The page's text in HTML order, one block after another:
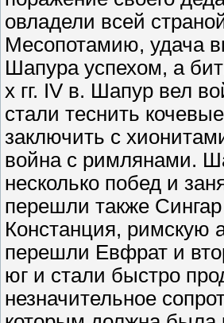
овладели всей
Месопотамию, удача
Шапура успехом, а
х гг. IV в. Шапур вел
стали теснить
заключить с
война с римлянами.
несколько побед и
перешли также
Констанция, римскую
перешли Евфрат и
юг и стали быстро
незначительное